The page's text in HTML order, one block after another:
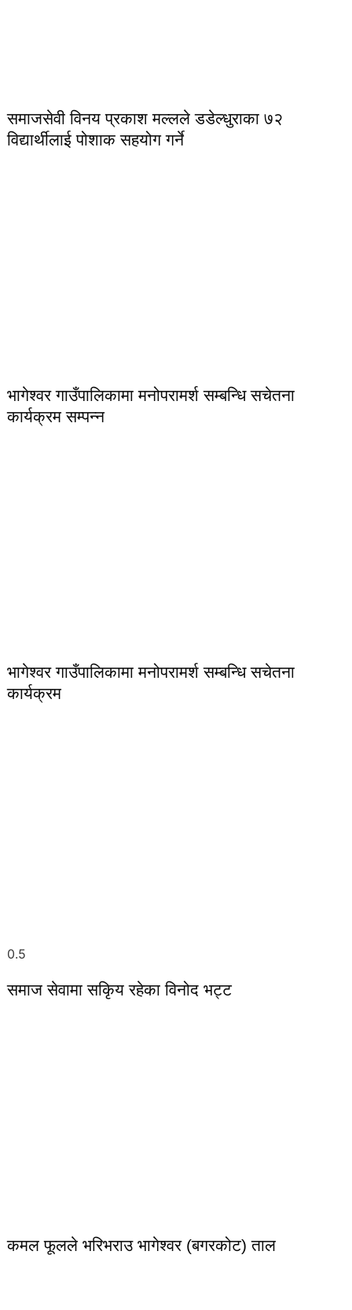
समाजसेवी विनय प्रकाश मल्लले डडेल्धुराका ७२
विद्यार्थीलाई पोशाक सहयोग गर्ने
भागेश्वर गाउँपालिकामा मनोपरामर्श सम्बन्धि सचेतना
कार्यक्रम सम्पन्न
भागेश्वर गाउँपालिकामा मनोपरामर्श सम्बन्धि सचेतना
कार्यक्रम
समाज सेवामा सकिृय रहेका विनोद भट्ट
कमल फूलले भरिभराउ भागेश्वर (बगरकोट) ताल